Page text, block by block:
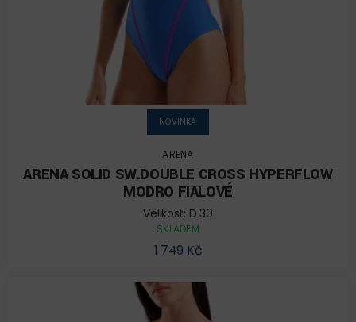
NOVINKA
ARENA
ARENA SOLID SW.DOUBLE CROSS HYPERFLOW
MODRO FIALOVÉ
Velikost: D 30
SKLADEM
1 749 Kč